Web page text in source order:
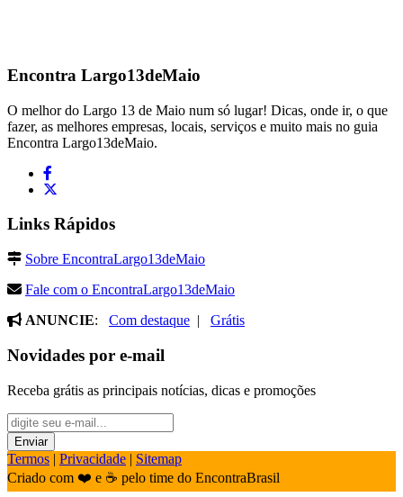
Encontra Largo13deMaio
O melhor do Largo 13 de Maio num só lugar! Dicas, onde ir, o que
fazer, as melhores empresas, locais, serviços e muito mais no guia
Encontra Largo13deMaio.
Links Rápidos
Sobre EncontraLargo13deMaio
Fale com o EncontraLargo13deMaio
ANUNCIE: Com destaque | Grátis
Novidades por e-mail
Receba grátis as principais notícias, dicas e promoções
Termos | Privacidade | Sitemap
Criado com ❤️ e ☕ pelo time do EncontraBrasil